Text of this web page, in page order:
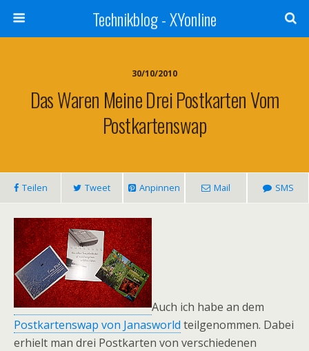
Technikblog - XYonline
30/10/2010
Das Waren Meine Drei Postkarten Vom
Postkartenswap
Teilen Tweet Anpinnen Mail SMS
Auch ich habe an dem
Postkartenswap von Janasworld teilgenommen. Dabei
erhielt man drei Postkarten von verschiedenen